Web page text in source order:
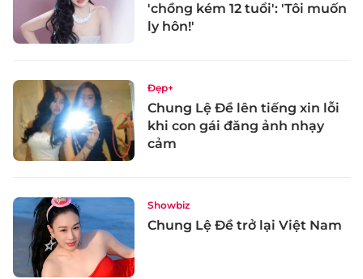
'chồng kém 12 tuổi': 'Tôi muốn
ly hôn!'
Đẹp+
Chung Lệ Đề lên tiếng xin lỗi
khi con gái đăng ảnh nhạy
cảm
Showbiz
Chung Lệ Đề trở lại Việt Nam